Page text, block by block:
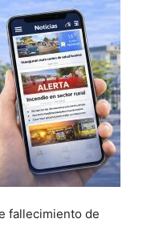
fallecimiento de